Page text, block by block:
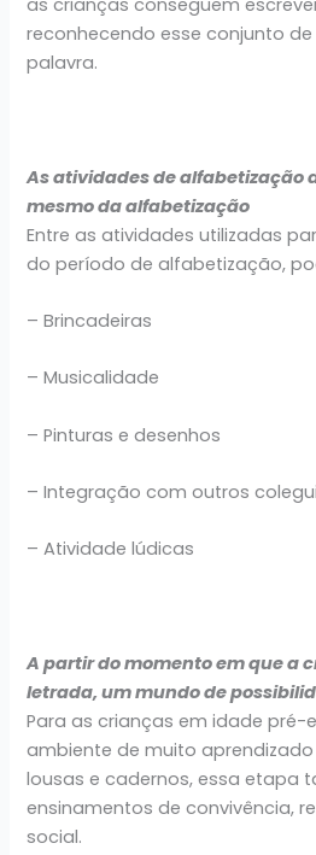
as crianças conseguem
reconhecendo esse conjunto
palavra.
As atividades de alfabetização
mesmo da alfabetização
Entre as atividades utilizadas
do período de alfabetização,
– Brincadeiras
– Musicalidade
– Pinturas e desenhos
– Integração com outros
– Atividade lúdicas
A partir do momento em que a
letrada, um mundo de
Para as crianças em idade pré-
ambiente de muito
lousas e cadernos, essa etapa
ensinamentos de convivência,
social.